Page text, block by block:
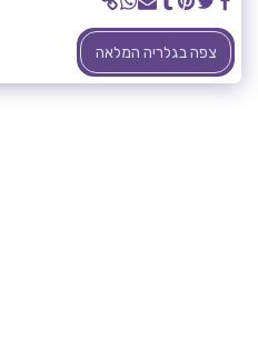
צפה בגלריה המלאה